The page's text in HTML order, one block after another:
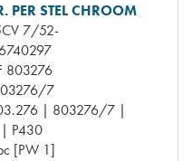
PER STEL CHROOM
7/52-
6740297
803276
7
| 803276/7 |
P430
[PW 1]